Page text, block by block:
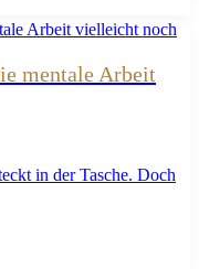
mentale Arbeit
in der Tasche. Doch